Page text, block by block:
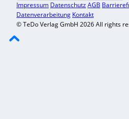
Impressum DatenschutzAGB
Datenverarbeitung Kontakt
© TeDo Verlag GmbH 2026 All rights